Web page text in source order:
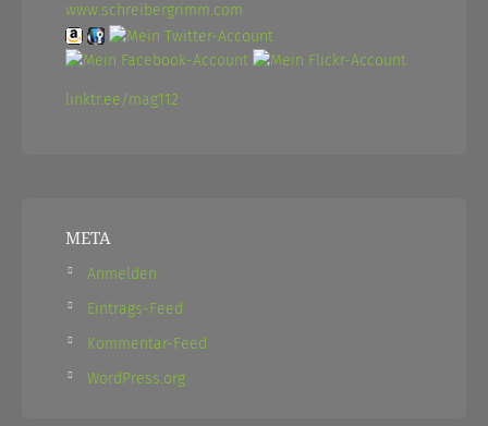
www.schreibergrimm.com
linktr.ee/mag112
META
Anmelden
Eintrags-Feed
Kommentar-Feed
WordPress.org